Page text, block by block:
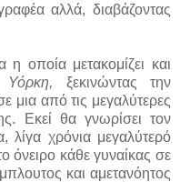
αλλά, διαβάζοντας
η οποία μετακομίζει και
Υόρκη, ξεκινώντας την
μια από τις μεγαλύτερες
Εκεί θα γνωρίσει τον
λίγα χρόνια μεγαλύτερό
όνειρο κάθε γυναίκας σε
και αμετανόητος